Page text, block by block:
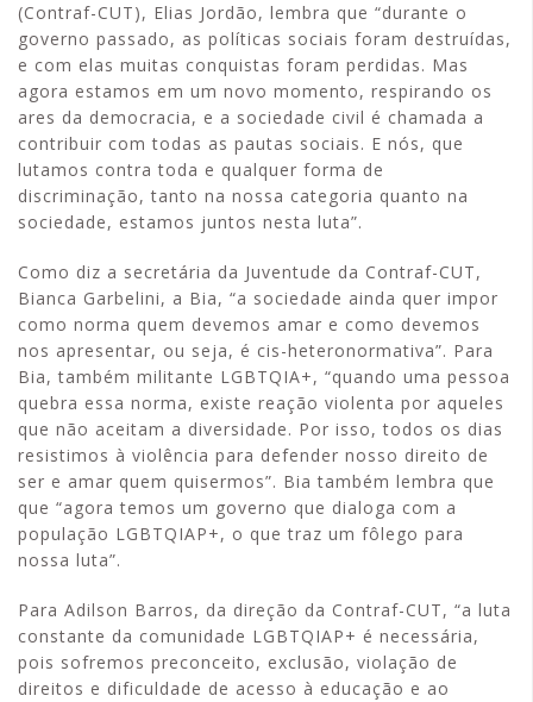
(Contraf-CUT), Elias Jordão, lembra que “durante o
governo passado, as políticas sociais foram destruídas,
e com elas muitas conquistas foram perdidas. Mas
agora estamos em um novo momento, respirando os
ares da democracia, e a sociedade civil é chamada a
contribuir com todas as pautas sociais. E nós, que
lutamos contra toda e qualquer forma de
discriminação, tanto na nossa categoria quanto na
sociedade, estamos juntos nesta luta”.
Como diz a secretária da Juventude da Contraf-CUT,
Bianca Garbelini, a Bia, “a sociedade ainda quer impor
como norma quem devemos amar e como devemos
nos apresentar, ou seja, é cis-heteronormativa”. Para
Bia, também militante LGBTQIA+, “quando uma pessoa
quebra essa norma, existe reação violenta por aqueles
que não aceitam a diversidade. Por isso, todos os dias
resistimos à violência para defender nosso direito de
ser e amar quem quisermos”. Bia também lembra que
que “agora temos um governo que dialoga com a
população LGBTQIAP+, o que traz um fôlego para
nossa luta”.
Para Adilson Barros, da direção da Contraf-CUT, “a luta
constante da comunidade LGBTQIAP+ é necessária,
pois sofremos preconceito, exclusão, violação de
direitos e dificuldade de acesso à educação e ao